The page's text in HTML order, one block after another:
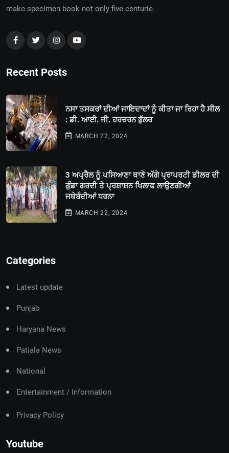
make specimen book not only five centurie.
Recent Posts
ਨਸਾ ਤਸਕਰਾਂ ਦੀਆਂ ਜਾਇਦਾਦਾਂ ਨੂੰ ਕੀਤਾ ਜਾ ਰਿਹਾ ਹੈ ਸੀਲ
: ਡੀ. ਆਈ. ਜੀ. ਹਰਚਰਨ ਭੁੱਲਰ
MARCH 22, 2024
3 ਅਪ੍ਰੈਲ ਨੂੰ ਪਸਿਆਣਾ ਥਾਣੇ ਅੱਗੇ ਪ੍ਰਾਪਰਟੀ ਡੀਲਰ ਦੀ
ਗੁੰਡਾ ਗਰਦੀ ਤੇ ਪ੍ਰਸ਼ਾਸ਼ਨ ਖਿਲਾਫ ਲਾਉਣਗੀਆਂ
ਜਥੇਬੰਦੀਆਂ ਧਰਨਾ
MARCH 22, 2024
Categories
Latest update
Punjab
Haryana News
Patiala News
National
Entertainment / Information
Privacy Policy
Youtube